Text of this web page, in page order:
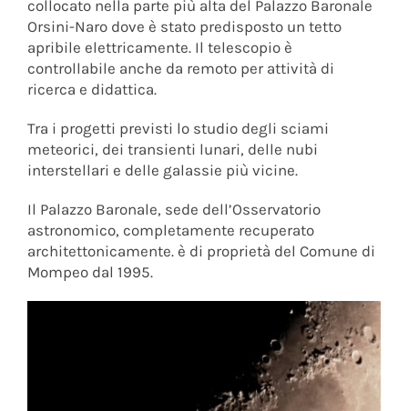
collocato nella parte più alta del Palazzo Baronale
Orsini-Naro dove è stato predisposto un tetto
apribile elettricamente. Il telescopio è
controllabile anche da remoto per attività di
ricerca e didattica.
Tra i progetti previsti lo studio degli sciami
meteorici, dei transienti lunari, delle nubi
interstellari e delle galassie più vicine.
Il Palazzo Baronale, sede dell’Osservatorio
astronomico, completamente recuperato
architettonicamente. è di proprietà del Comune di
Mompeo dal 1995.